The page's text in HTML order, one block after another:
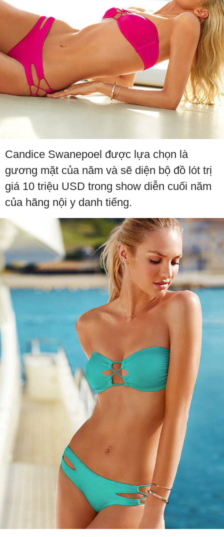
Candice Swanepoel được lựa chọn là
gương mặt của năm và sẽ diện bộ đồ lót trị
giá 10 triệu USD trong show diễn cuối năm
của hãng nội y danh tiếng.